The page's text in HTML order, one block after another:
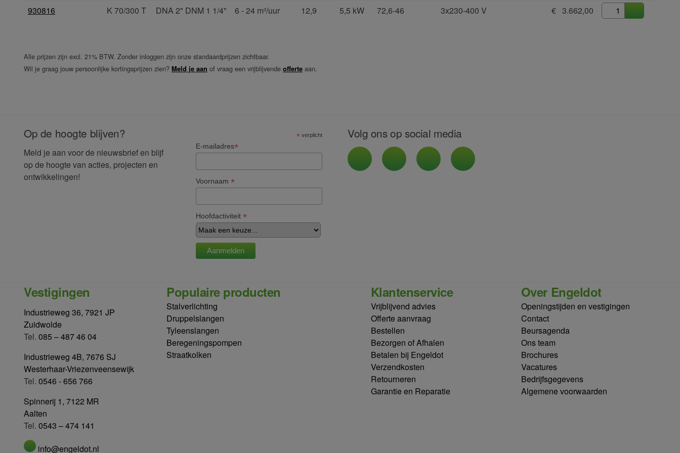
930816
K 70/300 T DNA 2" DNM 1 1/4" 6 - 24 m³/uur 12,9 5,5 kW 72,6-46 3x230-400 V € 3.662,00
Alle prijzen zijn excl. 21% BTW. Zonder inloggen zijn onze standaardprijzen zichtbaar.
Wil je graag jouw persoonlijke kortingsprijzen zien? Meld je aan of vraag een vrijblijvende offerte aan.
Op de hoogte blijven?
Meld je aan voor de nieuwsbrief en blijf
op de hoogte van acties, projecten en
ontwikkelingen!
* verplicht
E-mailadres*
Voornaam *
Hoofdactiviteit *
Volg ons op social media
Vestigingen
Industrieweg 36, 7921 JP
Zuidwolde
Tel. 085 – 487 46 04
Industrieweg 4B, 7676 SJ
Westerhaar-Vriezenveensewijk
Tel. 0546 - 656 766
Spinnerij 1, 7122 MR
Aalten
Tel. 0543 – 474 141
info@engeldot.nl
Populaire producten
Stalverlichting
Druppelslangen
Tyleenslangen
Beregeningspompen
Straatkolken
Over Engeldot
Openingstijden en vestigingen
Contact
Beursagenda
Ons team
Brochures
Vacatures
Bedrijfsgegevens
Algemene voorwaarden
Klantenservice
Vrijblijvend advies
Offerte aanvraag
Bestellen
Bezorgen of Afhalen
Betalen bij Engeldot
Verzendkosten
Retourneren
Garantie en Reparatie